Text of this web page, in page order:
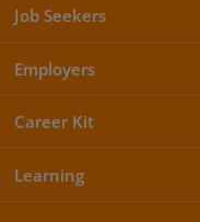
Job Seekers
Employers
Career Kit
Learning